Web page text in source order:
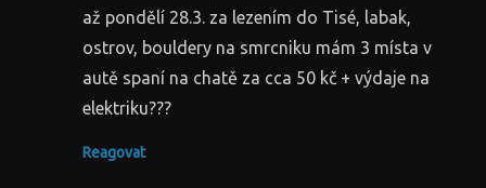
až pondělí 28.3. za lezením do Tisé, labak,
ostrov, bouldery na smrcniku mám 3 místa v
autě spaní na chatě za cca 50 kč + výdaje na
elektriku???
Reagovat